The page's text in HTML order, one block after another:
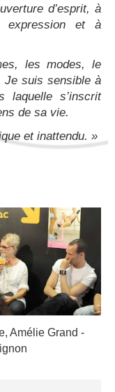
d’esprit, à
expression et à
les modes, le
Je suis sensible à
laquelle s’inscrit
de sa vie.
et inattendu. »
Amélie Grand -